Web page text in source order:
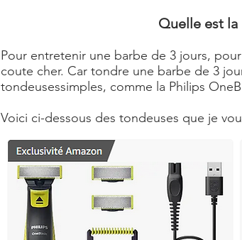
Quelle est
Pour entretenir une barbe de 3 jours,
coute cher. Car tondre une barbe de 3
tondeusessimples, comme la Philips
Voici ci-dessous des tondeuses que je